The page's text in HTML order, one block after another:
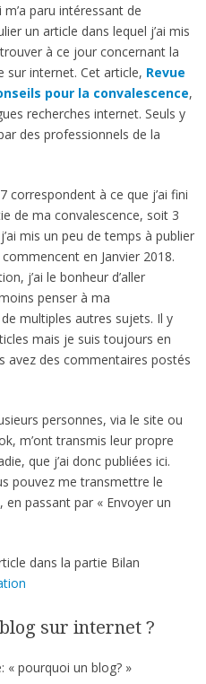
m’a paru intéressant de
un article dans lequel j’ai mis
à ce jour concernant la
sur internet. Cet article, Revue
pour la convalescence,
recherches internet. Seuls y
des professionnels de la
correspondent à ce que j’ai fini
de ma convalescence, soit 3
mis un peu de temps à publier
en Janvier 2018.
j’ai le bonheur d’aller
penser à ma
multiples autres sujets. Il y
mais je suis toujours en
avez des commentaires postés
personnes, via le site ou
m’ont transmis leur propre
que j’ai donc publiées ici.
pouvez me transmettre le
passant par « Envoyer un
dans la partie Bilan
sur internet ?
« pourquoi un blog? »